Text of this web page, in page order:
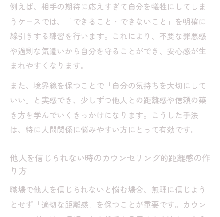
例えば、相手の期待に応えすぎて自分を犠牲にしてしま
うケースでは、「できること・できないこと」を明確に
線引きする練習を行います。これにより、不要な罪悪感
や過剰な気遣いから自分を守ることができ、安心感が生
まれやすくなります。
また、境界線を保つことで「自分の気持ちを大切にして
いい」と実感でき、少しずつ他人との距離感や信頼の築
き方を学んでいくきっかけになります。こうした手法
は、特に人間関係に悩みやすい方にとって有効です。
他人を信じられない時のカウンセリング的距離感の作
り方
職場で他人を信じられないと悩む場合、無理に信じよう
とせず「適切な距離感」を保つことが重要です。カウン